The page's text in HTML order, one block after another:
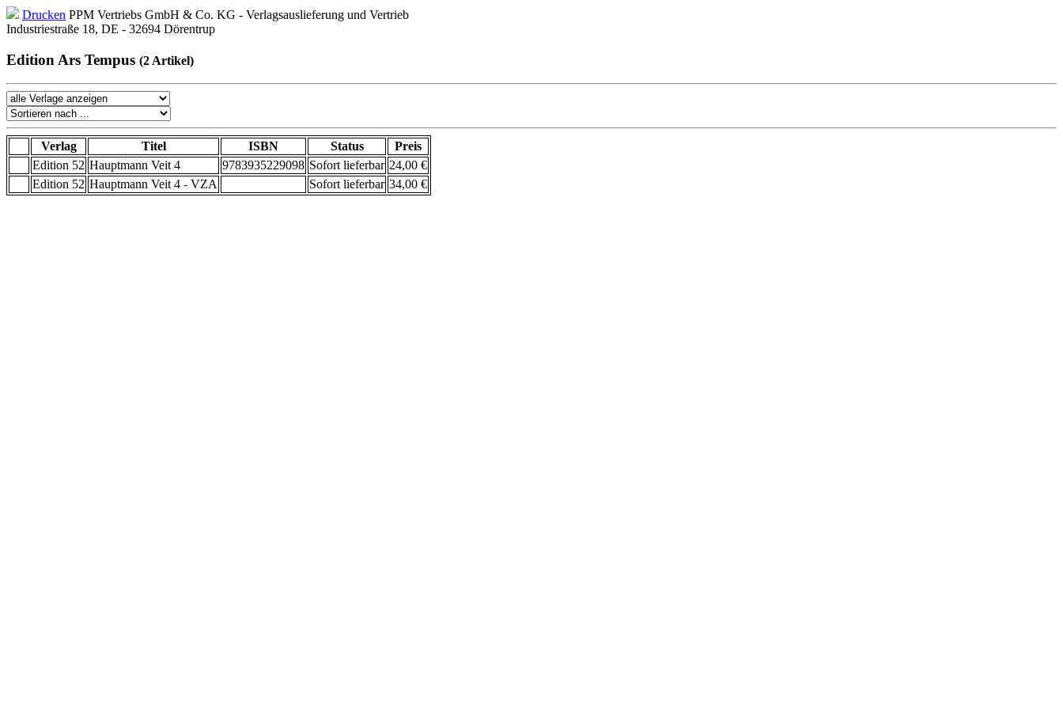
Drucken PPM Vertriebs GmbH & Co. KG - Verlagsauslieferung und Vertrieb
Industriestraße 18, DE - 32694 Dörentrup
Edition Ars Tempus (2 Artikel)
Verlag Titel ISBN Status
Preis
Edition 52 Hauptmann Veit 4 9783935229098 Sofort lieferbar 24,00 €
Edition 52 Hauptmann Veit 4 - VZA Sofort lieferbar 34,00 €